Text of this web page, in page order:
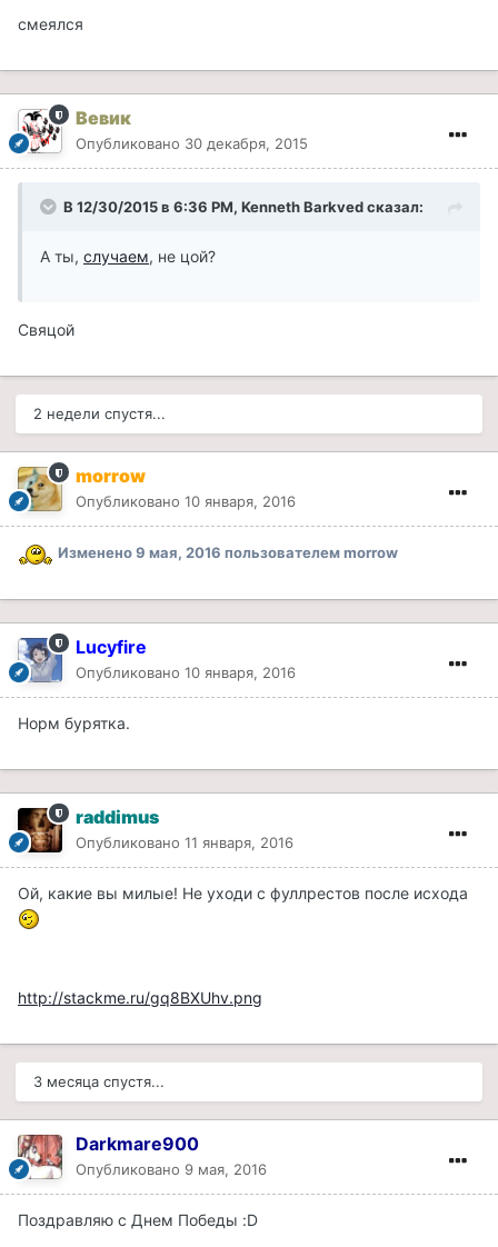
смеялся
Вевик
Опубликовано 30 декабря, 2015
В 12/30/2015 в 6:36 PM, Kenneth Barkved сказал:
А ты, случаем, не цой?
Свяцой
2 недели спустя...
morrow
Опубликовано 10 января, 2016
Изменено9 мая, 2016 пользователем morrow
Lucyfire
Опубликовано 10 января, 2016
Норм бурятка.
raddimus
Опубликовано 11 января, 2016
Ой, какие вы милые! Не уходи с фуллрестов после исхода
http://stackme.ru/gq8BXUhv.png
3 месяца спустя...
Darkmare900
Опубликовано 9 мая, 2016
Поздравляю с Днем Победы :D